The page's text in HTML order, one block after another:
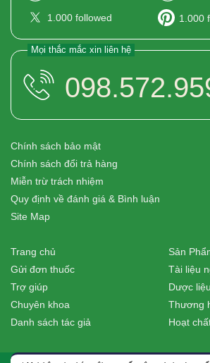
1.000 followed 1.000
Mọi thắc mắc xin liên hệ
Chính sách bảo mật
Chính sách đổi trả hàng
Miễn trừ trách nhiệm
Quy định về đánh giá & Bình luận
Site Map
Trang chủ
Gửi đơn thuốc
Trợ giúp
Chuyên khoa
Danh sách tác giả
Sản
Tài liệu
Dược liệu
Thương
Hoạt